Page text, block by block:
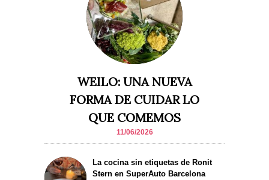
WEILO: UNA NUEVA
FORMA DE CUIDAR LO
QUE COMEMOS
11/06/2026
La cocina sin etiquetas de Ronit
Stern en SuperAuto Barcelona